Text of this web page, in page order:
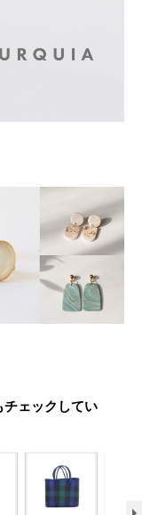
ェックしてい